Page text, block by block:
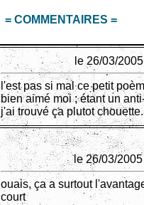
= COMMENTAIRES =
le 26/03/
l'est pas si mal ce petit
bien aimé moi ; étant un
j'ai trouvé ça plutot chouette.
le 26/03/
ouais, ça a surtout
court